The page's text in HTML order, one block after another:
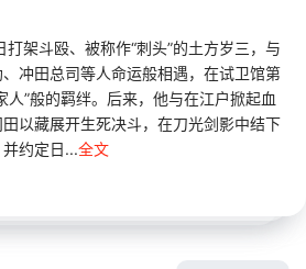
架斗殴、被称作“刺头”的土方岁三，与
冲田总司等人命运般相遇，在试卫馆第
人”般的羁绊。后来，他与在江户掀起血
以藏展开生死决斗，在刀光剑影中结下
约定日...全文